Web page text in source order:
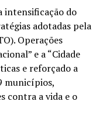
intensificação do
adotadas pela
Operações
e a “Cidade
e reforçado a
municípios,
contra a vida e o